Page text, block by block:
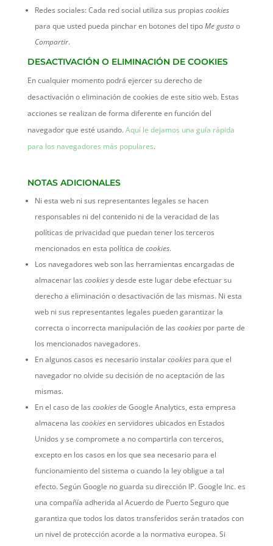
Redes sociales: Cada red social utiliza sus propias cookies
para que usted pueda pinchar en botones del tipoMe gustao
Compartir.
DESACTIVACIÓN O ELIMINACIÓN DE COOKIES
En cualquier momento podrá ejercer su derecho de
desactivación o eliminación de cookies de este sitio web. Estas
acciones se realizan de forma diferente en función del
navegador que esté usando.Aquí le dejamos una guía rápida
para los navegadores más populares.
NOTAS ADICIONALES
Ni esta web ni sus representantes legales se hacen
responsables ni del contenido ni de la veracidad de las
políticas de privacidad que puedan tener los terceros
mencionados en esta política de cookies.
Los navegadores web son las herramientas encargadas de
almacenar las cookiesy desde este lugar debe efectuar su
derecho a eliminación o desactivación de las mismas. Ni esta
web ni sus representantes legales pueden garantizar la
correcta o incorrecta manipulación de las cookiespor parte de
los mencionados navegadores.
En algunos casos es necesario instalarcookiespara que el
navegador no olvide su decisión de no aceptación de las
mismas.
En el caso de las cookiesde Google Analytics, esta empresa
almacena las cookiesen servidores ubicados en Estados
Unidos y se compromete a no compartirla con terceros,
excepto en los casos en los que sea necesario para el
funcionamiento del sistema o cuando la ley obligue a tal
efecto. Según Google no guarda su dirección IP. Google Inc. es
una compañía adherida al Acuerdo de Puerto Seguro que
garantiza que todos los datos transferidos serán tratados con
un nivel de protección acorde a la normativa europea. Si